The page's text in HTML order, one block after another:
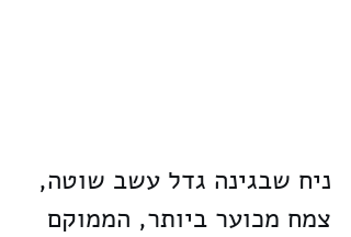
ניח שבגינה גדל עשב שוטה,
צמח מכוער ביותר, הממוקם